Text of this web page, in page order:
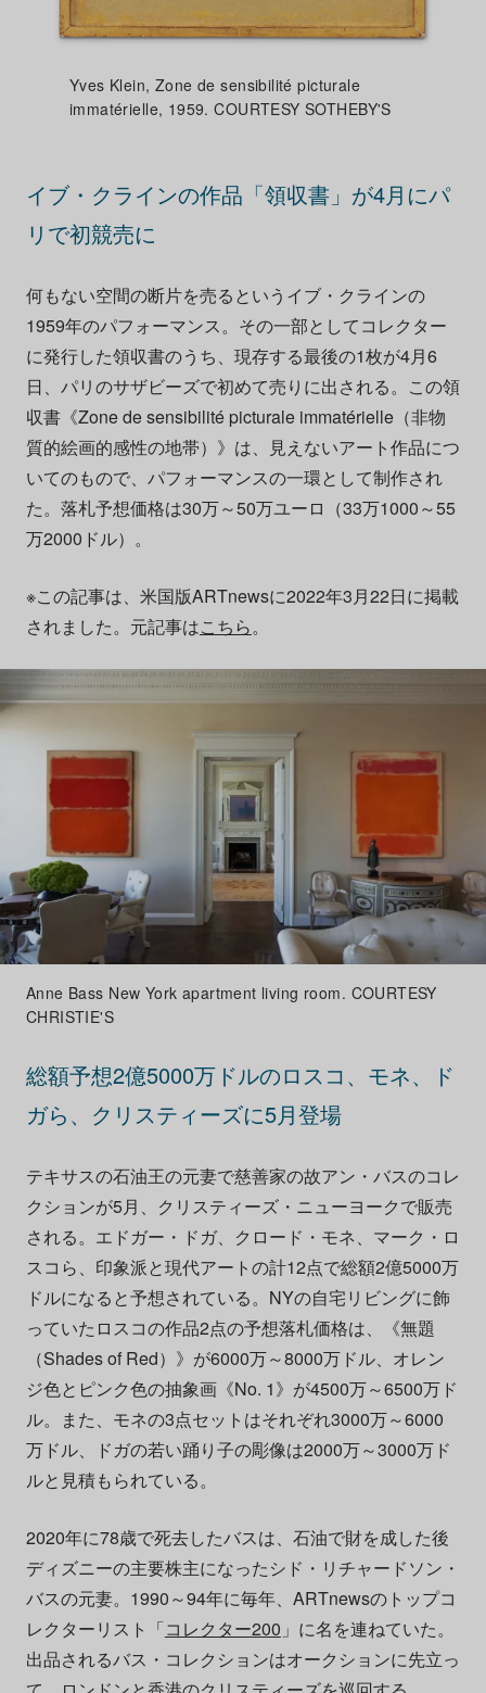
Yves Klein, Zone de sensibilité picturale
immatérielle, 1959. COURTESY SOTHEBY'S
イブ・クラインの作品 「領収書」が4月にパ
リで初競売に
何もない空間の断片を売るというイブ・クラインの
1959年のパフォーマンス。その一部としてコレクター
に発行した領収書のうち、現存する最後の1枚が4月6
日、パリのサザビーズで初めて売りに出される。この領
収書《Zone de sensibilité picturale immatérielle（非物
質的絵画的感性の地帯）》は、見えないアート作品につ
いてのもので、パフォーマンスの一環として制作され
た。落札予想価格は30万～50万ユーロ（33万1000～55
万2000ドル）。
※この記事は、米国版ARTnewsに2022年3月22日に掲載
されました。元記事はこちら。
Anne Bass New York apartment living room. COURTESY
CHRISTIE'S
総額予想2億5000万ドルのロスコ、モネ、ド
ガら、クリスティーズに5月登場
テキサスの石油王の元妻で慈善家の故アン・バスのコレ
クションが5月、クリスティーズ・ニューヨークで販売
される。エドガー・ドガ、クロード・モネ、マーク・ロ
スコら、印象派と現代アートの計12点で総額2億5000万
ドルになると予想されている。NYの自宅リビングに飾
っていたロスコの作品2点の予想落札価格は、《無題
（Shades of Red）》が6000万～8000万ドル、オレン
ジ色とピンク色の抽象画《No. 1》が4500万～6500万ド
ル。また、モネの3点セットはそれぞれ3000万～6000
万ドル、ドガの若い踊り子の彫像は2000万～3000万ド
ルと見積もられている。
2020年に78歳で死去したバスは、石油で財を成した後
ディズニーの主要株主になったシド・リチャードソン・
バスの元妻。1990～94年に毎年、ARTnewsのトップコ
レクターリスト「コレクター200 」に名を連ねていた。
出品されるバス・コレクションはオークションに先立っ